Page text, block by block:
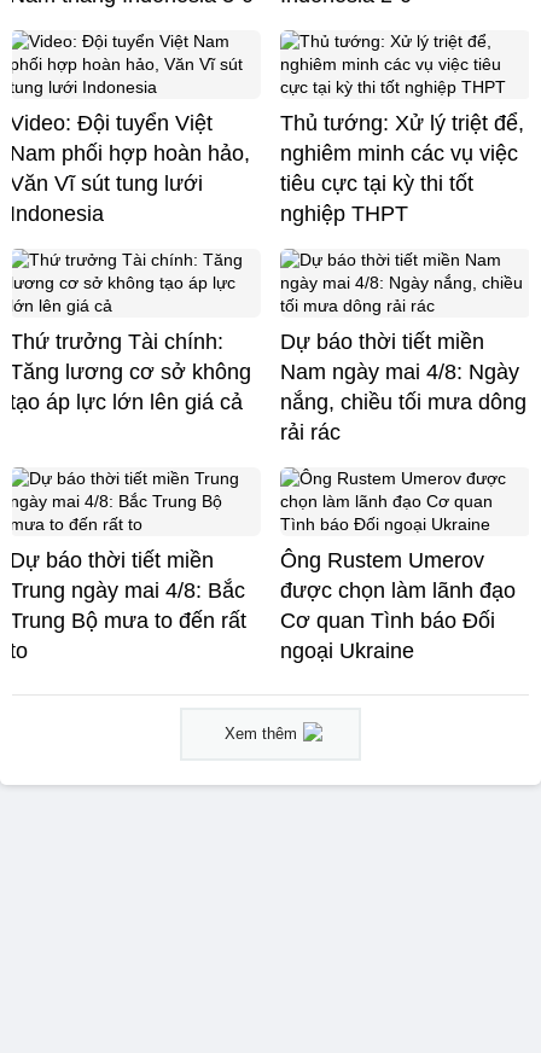
Video: Đội tuyển Việt
Nam phối hợp hoàn hảo,
Văn Vĩ sút tung lưới
Indonesia
Thủ tướng: Xử lý triệt để,
nghiêm minh các vụ việc
tiêu cực tại kỳ thi tốt
nghiệp THPT
Thứ trưởng Tài chính:
Tăng lương cơ sở không
tạo áp lực lớn lên giá cả
Dự báo thời tiết miền
Nam ngày mai 4/8: Ngày
nắng, chiều tối mưa dông
rải rác
Dự báo thời tiết miền
Trung ngày mai 4/8: Bắc
Trung Bộ mưa to đến rất
to
Ông Rustem Umerov
được chọn làm lãnh đạo
Cơ quan Tình báo Đối
ngoại Ukraine
Xem thêm